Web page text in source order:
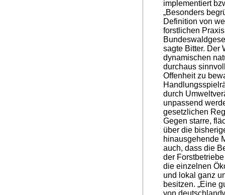
implementiert
„Besonders
Definition von
forstlichen
sagte Bitter. Der
dynamischen
durchaus
Offenheit zu
durch
unpassend
gesetzlichen
Gegen starre,
über die
hinausgehende
auch, dass die
der
die einzelnen
und lokal ganz
besitzen. „Eine
von